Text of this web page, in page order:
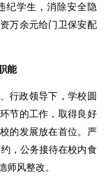
纪学生，消除安全隐
万余元给门卫保安配
能
行政领导下，学校圆
节的工作，取得良好
的发展放在首位。严
约，公务接待在校内食
师风整改。